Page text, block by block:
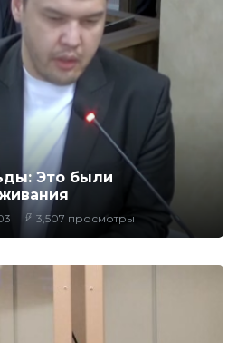
Это были
3,507 просмотры